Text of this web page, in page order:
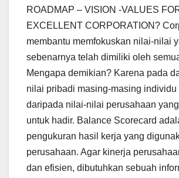
ROADMAP – VISION -VALUES
EXCELLENT CORPORATION?
membantu memfokuskan nilai-nilai
sebenarnya telah dimiliki oleh
Mengapa demikian? Karena pada
nilai pribadi masing-masing
daripada nilai-nilai perusahaan
untuk hadir. Balance Scorecard
pengukuran hasil kerja yang
perusahaan. Agar kinerja
dan efisien, dibutuhkan sebuah